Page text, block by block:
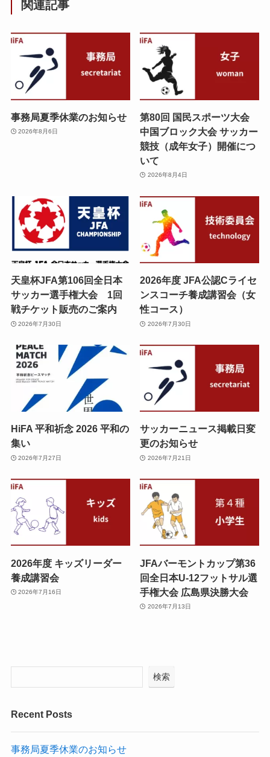
関連記事
事務局夏季休業のお知らせ
2026年8月6日
第80回 国民スポーツ大会
中国ブロック大会 サッカー
競技（成年女子）開催につ
いて
2026年8月4日
天皇杯JFA第106回全日本
サッカー選手権大会 1回
戦チケット販売のご案内
2026年7月30日
2026年度 JFA公認Cライセ
ンスコーチ養成講習会（女
性コース）
2026年7月30日
HiFA 平和祈念 2026 平和の
集い
2026年7月27日
サッカーニュース掲載日変
更のお知らせ
2026年7月21日
2026年度 キッズリーダー
養成講習会
2026年7月16日
JFAバーモントカップ第36
回全日本U-12フットサル選
手権大会 広島県決勝大会
2026年7月13日
検索
Recent Posts
事務局夏季休業のお知らせ